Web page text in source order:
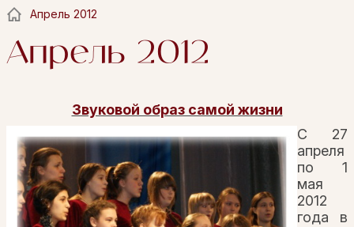
Апрель 2012
Апрель 2012
Звуковой образ самой жизни
С 27
апреля
по 1
мая
2012
года в